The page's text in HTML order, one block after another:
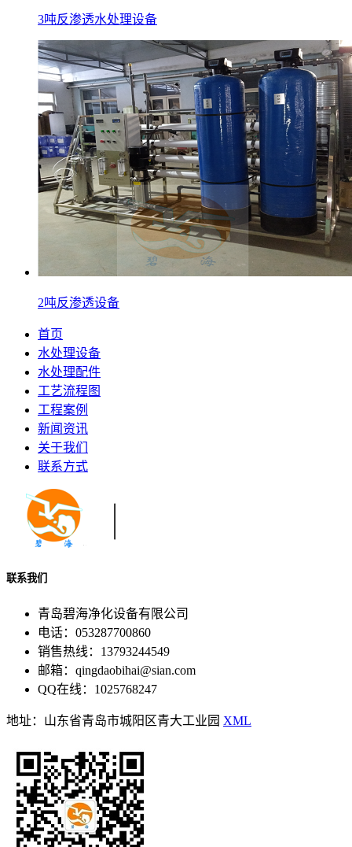
3吨反渗透水处理设备
2吨反渗透设备
首页
水处理设备
水处理配件
工艺流程图
工程案例
新闻资讯
关于我们
联系方式
联系我们
青岛碧海净化设备有限公司
电话：053287700860
销售热线：13793244549
邮箱：qingdaobihai@sian.com
QQ在线：1025768247
地址：山东省青岛市城阳区青大工业园 XML